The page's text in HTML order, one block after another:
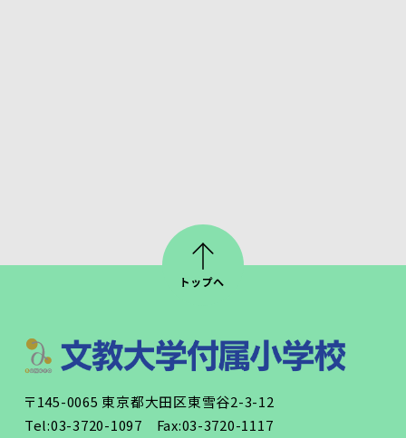
〒145-0065 東京都大田区東雪谷2-3-12
Tel:03-3720-1097 Fax:03-3720-1117